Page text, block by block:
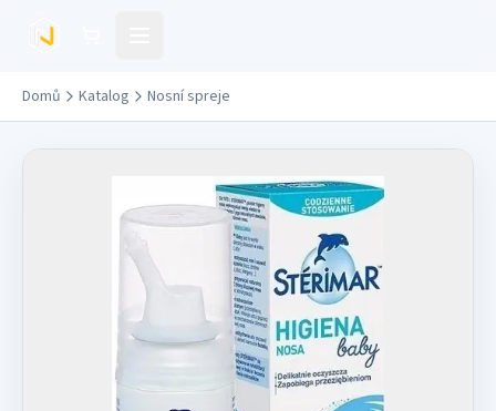
Přejít na hlavní obsah
Domů Katalog Nosní spreje